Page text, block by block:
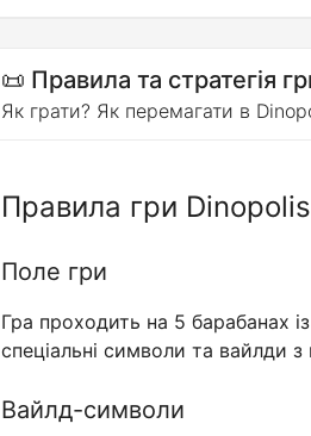
📜 Правила та стратегія
Як грати? Як перемагати в
Правила гри Dinopolis
Поле гри
Гра проходить на 5 барабанах
спеціальні символи та вайлди
Вайлд-символи